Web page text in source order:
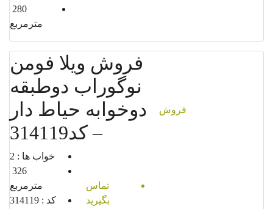
280
مترمربع
فروش
فروش ویلا فومن
نوگوراب دوطبقه
دوخوابه حیاط دار
– کد314119
تماس
بگیرید
خواب ها : 2
326
مترمربع
کد : 314119